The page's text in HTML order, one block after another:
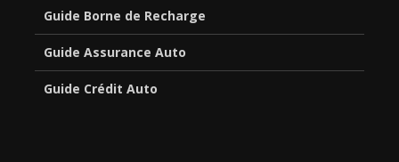
Guide Borne de Recharge
Guide Assurance Auto
Guide Crédit Auto